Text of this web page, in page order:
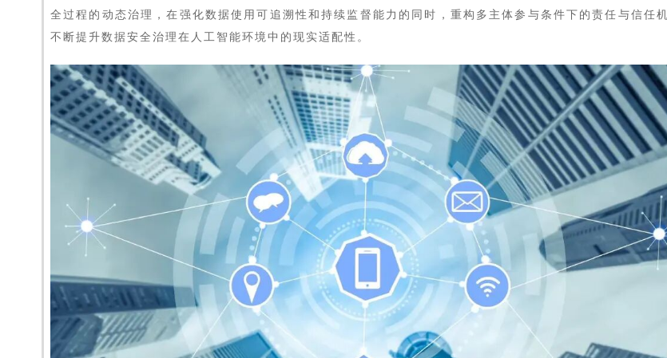
全过程的动态治理，在强化数据使用可追溯性和持续监督能力的同时，重构多主体参与条件下的责任与信任机
不断提升数据安全治理在人工智能环境中的现实适配性。